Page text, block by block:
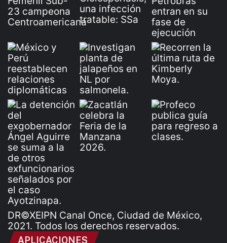
DR©XEIPN Canal Once, Ciudad de México,
2021. Todos los derechos reservados.
APLICACIONES